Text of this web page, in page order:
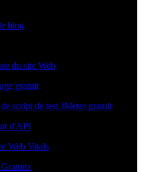
blog
du site Web
gratuit
script de test JMeter gratuit
d'API
Web Vitals